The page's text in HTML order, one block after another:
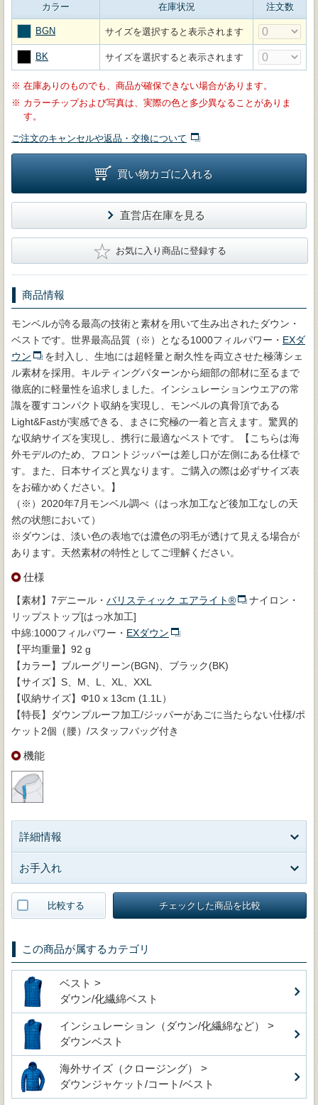
カラー 在庫状況 注文数
BGN サイズを選択すると表示されます
BK サイズを選択すると表示されます
※ 在庫ありのものでも、商品が確保できない場合があります。
※ カラーチップおよび写真は、実際の色と多少異なることがありま
す。
ご注文のキャンセルや返品・交換について
買い物カゴに入れる
直営店在庫を見る
★ お気に入り商品に登録する
商品情報
モンベルが誇る最高の技術と素材を用いて生み出されたダウン・
ベストです。世界最高品質（※）となる1000フィルパワー・ EXダ
ウン
を封入し、生地には超軽量と耐久性を両立させた極薄シェ
ル素材を採用。キルティングパターンから細部の部材に至るまで
徹底的に軽量性を追求しました。インシュレーションウエアの常
識を覆すコンパクト収納を実現し、モンベルの真骨頂である
Light&Fastが実感できる、まさに究極の一着と言えます。驚異的
な収納サイズを実現し、携行に最適なベストです。【こちらは海
外モデルのため、フロントジッパーは差し口が左側にある仕様で
す。また、日本サイズと異なります。ご購入の際は必ずサイズ表
をお確かめください。】
（※）2020年7月モンベル調べ（はっ水加工など後加工なしの天
然の状態において）
※ダウンは、淡い色の表地では濃色の羽毛が透けて見える場合が
あります。天然素材の特性としてご理解ください。
仕様
【素材】7デニール・ バリスティック エアライト®
ナイロン・
リップストップ[はっ水加工]
中綿:1000フィルパワー・ EXダウン
【平均重量】92 g
【カラー】ブルーグリーン(BGN)、ブラック(BK)
【サイズ】S、M、L、XL、XXL
【収納サイズ】Φ10 x 13cm (1.1L）
【特長】ダウンプルーフ加工/ジッパーがあごに当たらない仕様/ポ
ケット2個（腰）/スタッフバッグ付き
機能
詳細情報
お手入れ
比較する チェックした商品を比較
この商品が属するカテゴリ
ベスト >
ダウン/化繊綿ベスト
インシュレーション（ダウン/化繊綿など） >
ダウンベスト
海外サイズ（クロージング） >
ダウンジャケット/コート/ベスト